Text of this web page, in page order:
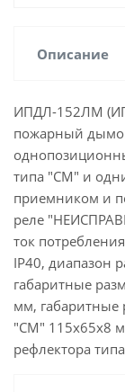
Описание
ИПДЛ-152ЛМ
пожарный
типа "СМ" и
приемником и
реле
ток
IP40, диапазон
габаритные
мм, габаритные
"СМ" 115х65х8
рефлектора